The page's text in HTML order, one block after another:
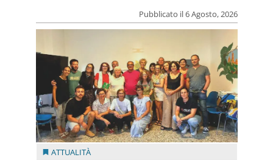
Pubblicato il 6 Agosto, 2026
ATTUALITÀ